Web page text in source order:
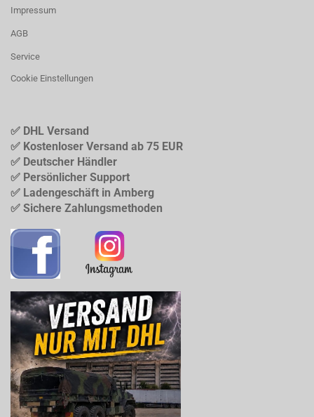
Impressum
AGB
Service
Cookie Einstellungen
✅ DHL Versand
✅ Kostenloser Versand ab 75 EUR
✅ Deutscher Händler
✅ Persönlicher Support
✅ Ladengeschäft in Amberg
✅ Sichere Zahlungsmethoden